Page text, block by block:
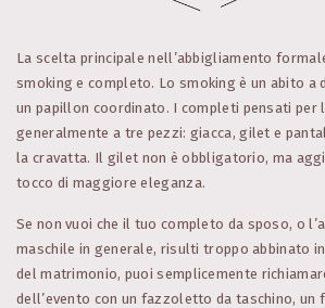
La scelta principale nell’abbigliamento
smoking e completo. Lo smoking è un abito a
un papillon coordinato. I completi pensati per
generalmente a tre pezzi: giacca, gilet e
la cravatta. Il gilet non è obbligatorio, ma
tocco di maggiore eleganza.
Se non vuoi che il tuo completo da sposo, o
maschile in generale, risulti troppo abbinato
del matrimonio, puoi semplicemente
dell’evento con un fazzoletto da taschino, un